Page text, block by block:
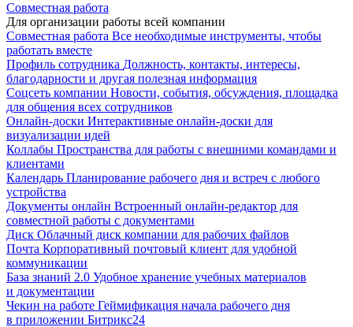
Совместная работа
Для организации работы всей компании
Совместная работа Все необходимые инструменты, чтобы
работать вместе
Профиль сотрудника Должность, контакты, интересы,
благодарности и другая полезная информация
Соцсеть компании Новости, события, обсуждения, площадка
для общения всех сотрудников
Онлайн-доски Интерактивные онлайн-доски для
визуализации идей
Коллабы Пространства для работы с внешними командами и
клиентами
Календарь Планирование рабочего дня и встреч с любого
устройства
Документы онлайн Встроенный онлайн-редактор для
совместной работы с документами
Диск Облачный диск компании для рабочих файлов
Почта Корпоративный почтовый клиент для удобной
коммуникации
База знаний 2.0 Удобное хранение учебных материалов
и документации
Чекин на работе Геймификация начала рабочего дня
в приложении Битрикс24